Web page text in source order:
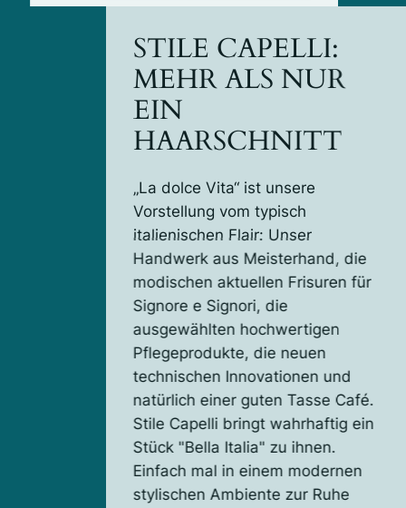
STILE CAPELLI:
MEHR ALS NUR
HAARSCHNITT
„La dolce Vita“ ist unsere
Vorstellung vom typisch
italienischen Flair: Unser
Handwerk aus Meisterhand, die
modischen aktuellen Frisuren für
Signore e Signori, die
ausgewählten hochwertigen
Pflegeprodukte, die neuen
technischen Innovationen und
natürlich einer guten Tasse Café.
Stile Capelli bringt wahrhaftig ein
Stück "Bella Italia" zu ihnen.
Einfach mal in einem modernen
stylischen Ambiente zur Ruhe